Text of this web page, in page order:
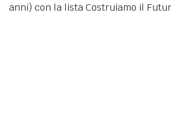
anni) con la lista Costruiamo il